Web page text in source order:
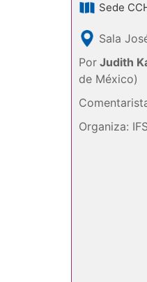
Sede
Sala
Por Judith
de México)
Organiza: